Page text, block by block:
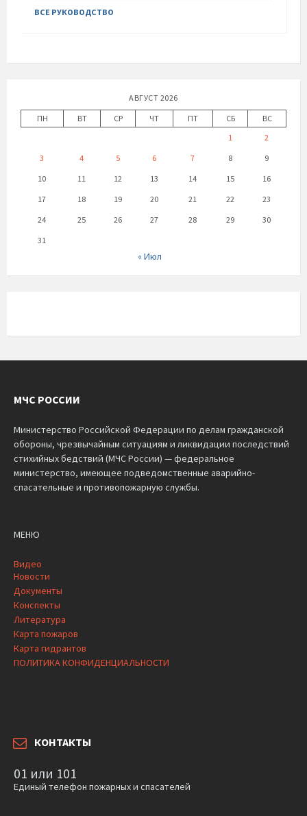
ВСЕ РУКОВОДСТВО
АВГУСТ 2026
ПН
ВТ СР ЧТ ПТ СБ
ВС
1
2
3
4 5 6 7 8
9
10
11 12 13 14 15
16
17
18 19 20 21 22
23
24
25 26 27 28 29
30
31
« Июл
МЧС РОССИИ
Министерство Российской Федерации по делам гражданской
обороны, чрезвычайным ситуациям и ликвидации последствий
стихийных бедствий (МЧС России) — федеральное
министерство, имеющее подведомственные аварийно-
спасательные и противопожарную службы.
МЕНЮ
Видео
Новости
Документы
Конспекты
Литература
Карта пожаров
Карта гидрантов
ПОЛИТИКА КОНФИДЕНЦИАЛЬНОСТИ
КОНТАКТЫ
01 или 101
Единый телефон пожарных и спасателей